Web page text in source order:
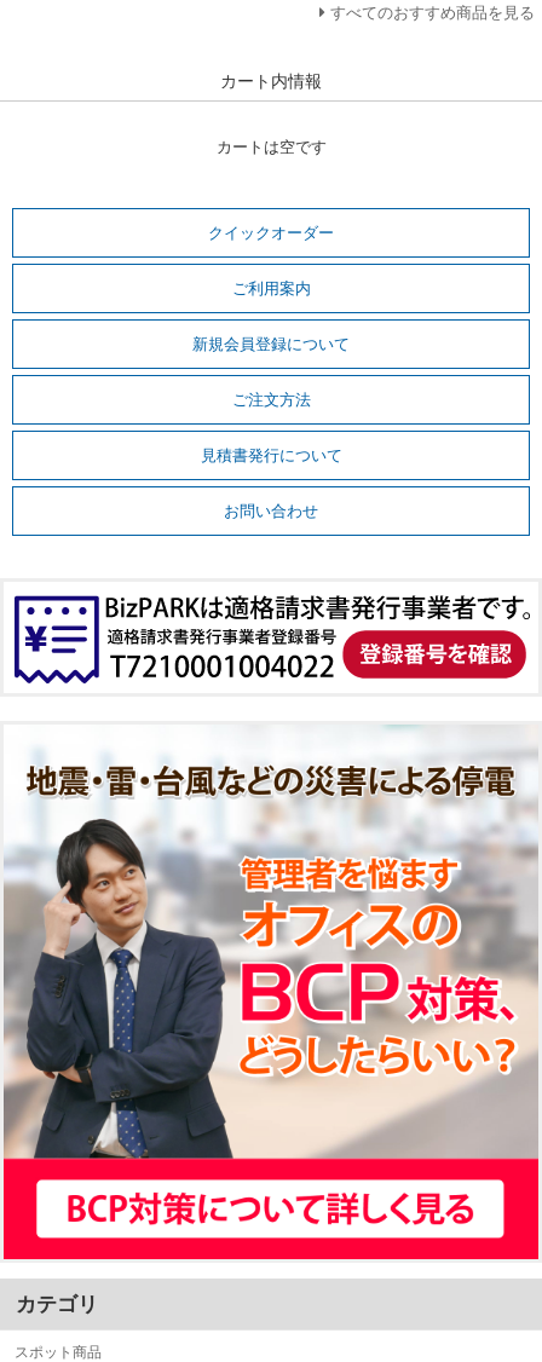
すべてのおすすめ商品を見る
カート内情報
カートは空です
クイックオーダー
ご利用案内
新規会員登録について
ご注文方法
見積書発行について
お問い合わせ
カテゴリ
スポット商品